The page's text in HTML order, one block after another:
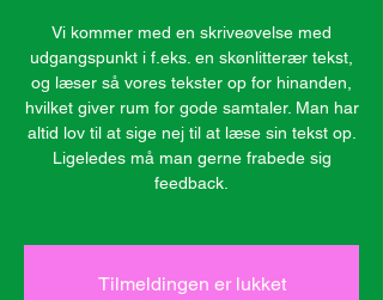
Vi kommer med en skriveøvelse med
udgangspunkt i f.eks. en skønlitterær tekst,
og læser så vores tekster op for hinanden,
hvilket giver rum for gode samtaler. Man har
altid lov til at sige nej til at læse sin tekst op.
Ligeledes må man gerne frabede sig
feedback.
Tilmeldingen er lukket